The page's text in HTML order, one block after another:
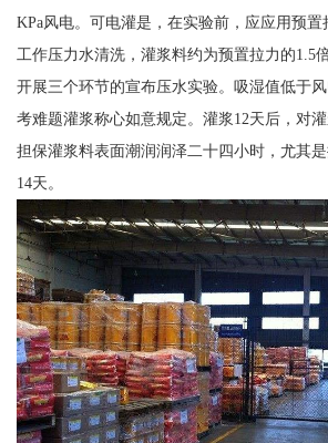
KPa风电。可电灌是，在实验前，应应用预
工作压力水清洗，灌浆料约为预置拉力的1.5
开展三个环节的宣布压水实验。吸湿值低于
考难题灌浆称心如意规定。灌浆12天后，对
担保灌浆料表面潮润润泽二十四小时，尤其
14天。